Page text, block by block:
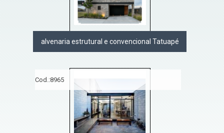
alvenaria estrutural e convencional Tatuapé
Cod.:8965